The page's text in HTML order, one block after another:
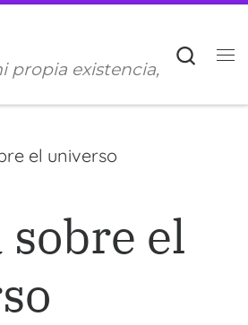
propia existencia,
el universo
sobre el